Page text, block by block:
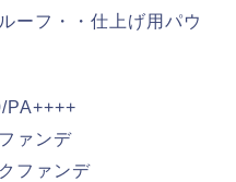
ーフ・・仕上げ用パウ
PA++++
ァンデ
ファンデ